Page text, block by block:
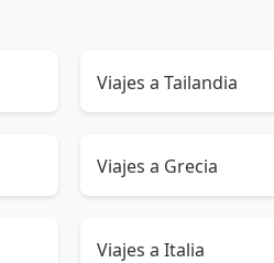
Viajes a Tailandia
Viajes a Grecia
Viajes a Italia